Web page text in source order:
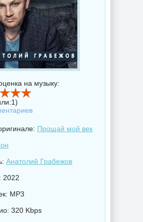
на музыку:
1)
Прощай мой век
Анатолий Грабежов
2022
MP3
320 Kbps